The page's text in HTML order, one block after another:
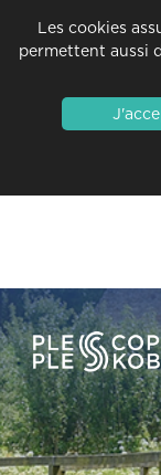
Les cookies
permettent aussi